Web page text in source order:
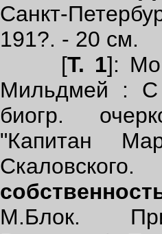
Санкт-
191?. - 20 см.
[Т. 1]:
Мильдмей : С
биогр.
"Капитан
М.Блок.